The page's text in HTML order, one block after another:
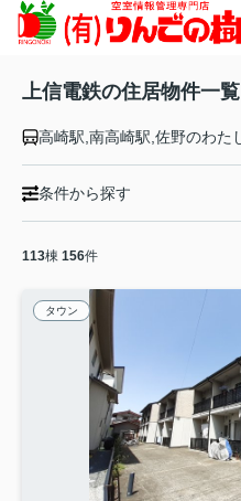
上信電鉄の住居物件一覧
条件から探す
113棟 156件
タウン